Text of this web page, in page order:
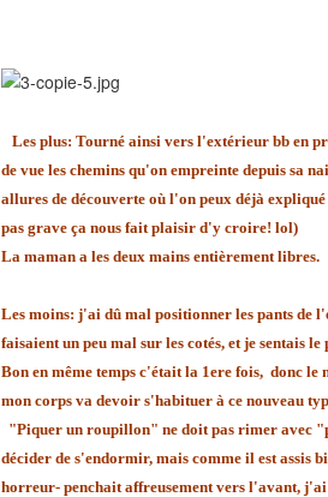
Les plus: Tourné ainsi vers l'extérieur bb en
de vue les chemins qu'on empreinte depuis sa
allures de découverte où l'on peux déjà
pas grave ça nous fait plaisir d'y croire! lol)
La maman a les deux mains entièrement libres.
Les moins: j'ai dû mal positionner les pants de
faisaient un peu mal sur les cotés, et je sentais
Bon en même temps c'était la 1ere fois, donc le
mon corps va devoir s'habituer à ce nouveau
"Piquer un roupillon" ne doit pas rimer avec
décider de s'endormir, mais comme il est assis
horreur- penchait affreusement vers l'avant,